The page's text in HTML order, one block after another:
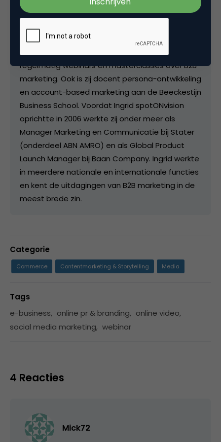
experts in Nederland op het gebied van buyer
marketing en buyer enablement in B2B. Ingrid
schrijft voor verschillende blogs en geeft
regelmatig webinars en masterclasses over B2B-
marketing. Ook is zij docent persona-ontwikkeling
en account-based marketing aan de Beeckestijn
Business School. Voordat Ingrid spotONvision
oprichtte in 2006 werkte zij onder meer als
Manager Marketing en Communicatie bij Stater
(onderdeel ABN AMRO) en als Global Product
Launch Manager bij Baan Company. Ingrid werkte
in meerdere nationale en internationale functies
en kent de uitdagingen van B2B marketing in de
meest brede zin.
Categorie
Commerce Contentmarketing & Storytelling Media
Tags
e-business, online pr & branding, online video,
social media marketing, webinar
4 Reacties
Mick72